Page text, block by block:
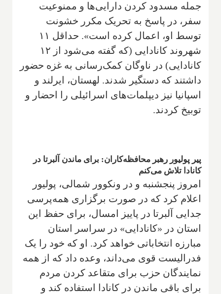
جمله مسدود کردن دارایی‌ها و ممنوعیت
سفر، در پاسخ به تحریک مکرر خشونت
توسط او، اعمال کرده است». حداقل ۱۱
شهروند کانادایی (که گفته می‌شود از ۱۲
کانادایی) در ناوگان کمک‌رسانی به غزه حضور
داشتند که دستگیر شدند. لهستان، ایرلند و
اسپانیا نیز دیپلمات‌های اسرائیلی را احضار و
توبیخ کردند.
پیر پولیور رهبر محافظه‌کاران: برای ماندن آلبرتا در
کانادا تلاش می‌کنم
امروز پنجشنبه و در ونکوور شمالی، پولیور
اعلام کرد که در صورت برگزاری همه‌پرسی
جدایی آلبرتا در پاییز امسال، برای حفظ این
استان در «کانادایی» در سراسر استان
مبارزه انتخاباتی خواهد کرد. او که خود را یک
فدرالیست قوی می‌داند، وعده داد که از همه
نمایندگان حزب برای متقاعد کردن مردم
برای باقی ماندن در کانادا استفاده کند و